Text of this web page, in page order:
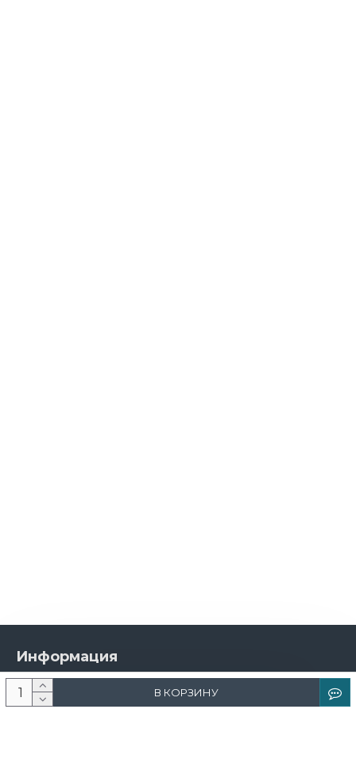
В КОРЗИНУ
Информация
О компании
Новости и акции